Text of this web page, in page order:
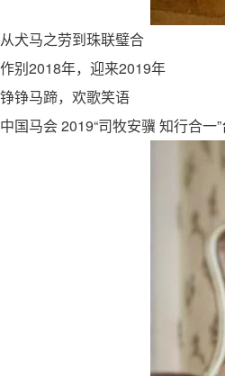
从犬马之劳到珠联璧合
作别2018年，迎来2019年
铮铮马蹄，欢歌笑语
中国马会 2019“司牧安骥 知行合一